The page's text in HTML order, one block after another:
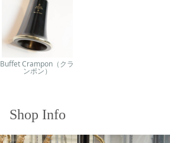
Buffet Crampon（クラ
ンポン）
Shop Info